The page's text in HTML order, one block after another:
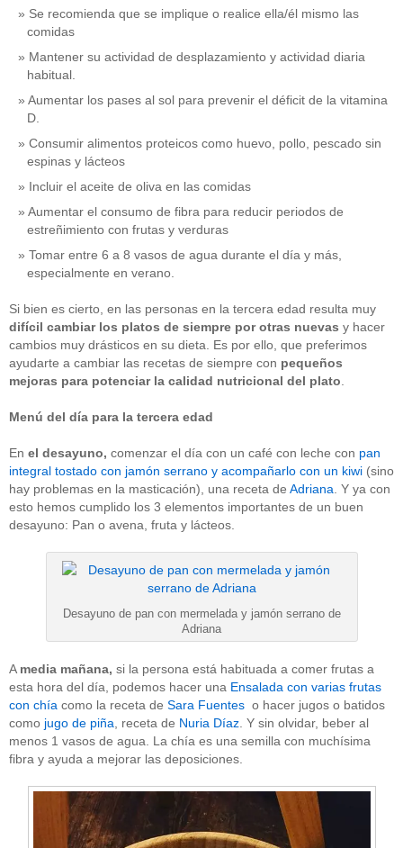
Se recomienda que se implique o realice ella/él mismo las
comidas
Mantener su actividad de desplazamiento y actividad diaria
habitual.
Aumentar los pases al sol para prevenir el déficit de la vitamina
D.
Consumir alimentos proteicos como huevo, pollo, pescado sin
espinas y lácteos
Incluir el aceite de oliva en las comidas
Aumentar el consumo de fibra para reducir periodos de
estreñimiento con frutas y verduras
Tomar entre 6 a 8 vasos de agua durante el día y más,
especialmente en verano.
Si bien es cierto, en las personas en la tercera edad resulta muy
difícil cambiar los platos de siempre por otras nuevas y hacer
cambios muy drásticos en su dieta. Es por ello, que preferimos
ayudarte a cambiar las recetas de siempre con pequeños
mejoras para potenciar la calidad nutricional del plato
Menú del día para la tercera edad
En el desayuno, comenzar el día con un café con leche con pan
integral tostado con jamón serrano y acompañarlo con un kiwi (sino
hay problemas en la masticación), una receta de Adriana . Y ya con
esto hemos cumplido los 3 elementos importantes de un buen
desayuno: Pan o avena, fruta y lácteos.
Desayuno de pan con mermelada y jamón serrano de
Adriana
A media mañana, si la persona está habituada a comer frutas a
esta hora del día, podemos hacer una Ensalada con varias frutas
con chía como la receta de Sara Fuentes o hacer jugos o batidos
como jugo de piña , receta de Nuria Díaz . Y sin olvidar, beber al
menos 1 vasos de agua. La chía es una semilla con muchísima
fibra y ayuda a mejorar las deposiciones.